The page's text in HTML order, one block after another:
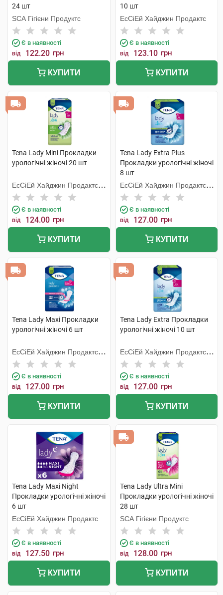
24 шт
SCA Гігієни Продуктс
Є в наявності
від 122.20 грн
КУПИТИ
10 шт
ЕсСіЕй Хайджин Продактс
Є в наявності
від 123.10 грн
КУПИТИ
Tena Lady Mini Прокладки
урологічні жіночі 20 шт
ЕсСіЕй Хайджин Продактс
Хугезанд
Є в наявності
від 124.00 грн
КУПИТИ
Tena Lady Extra Plus
Прокладки урологічні жіночі
8 шт
ЕсСіЕй Хайджин Продактс
Хугезанд
Є в наявності
від 127.00 грн
КУПИТИ
Tena Lady Maxi Прокладки
урологічні жіночі 6 шт
ЕсСіЕй Хайджин Продактс
Хугезанд
Є в наявності
від 127.00 грн
КУПИТИ
Tena Lady Extra Прокладки
урологічні жіночі 10 шт
ЕсСіЕй Хайджин Продактс
Хугезанд
Є в наявності
від 127.00 грн
КУПИТИ
Tena Lady Maxi Night
Прокладки урологічні жіночі
6 шт
ЕсСіЕй Хайджин Продактс
Є в наявності
від 127.50 грн
КУПИТИ
Tena Lady Ultra Mini
Прокладки урологічні жіночі
28 шт
SCA Гігієни Продуктс
Є в наявності
від 128.00 грн
КУПИТИ